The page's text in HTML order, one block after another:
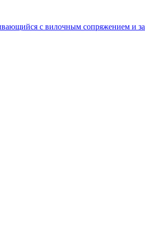
с вилочным сопряжением и